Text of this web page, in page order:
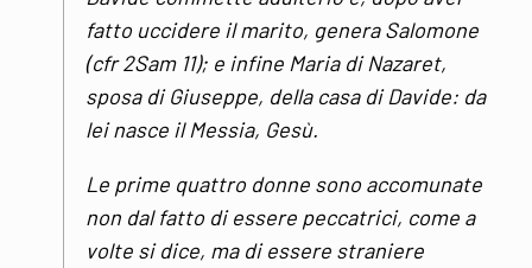
fatto uccidere il marito, genera Salomone
(cfr 2Sam 11); e infine Maria di Nazaret,
sposa di Giuseppe, della casa di Davide: da
lei nasce il Messia, Gesù.
Le prime quattro donne sono accomunate
non dal fatto di essere peccatrici, come a
volte si dice, ma di essere straniere